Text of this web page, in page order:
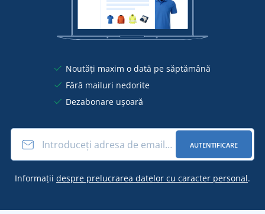
Noutăți maxim o dată pe săptămână
Fără mailuri nedorite
Dezabonare ușoară
AUTENTIFICARE
Informații despre prelucrarea datelor cu caracter personal.